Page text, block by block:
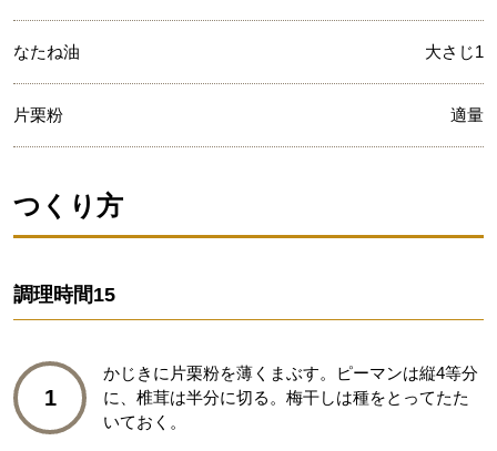
なたね油 大さじ1
片栗粉 適量
つくり方
調理時間15
1
かじきに片栗粉を薄くまぶす。ピーマンは縦4等分
に、椎茸は半分に切る。梅干しは種をとってたた
いておく。